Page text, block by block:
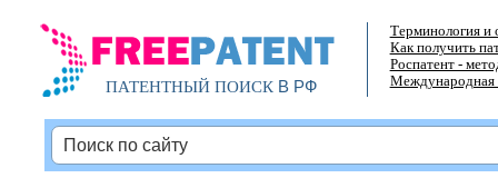
ПАТЕНТНЫЙ ПОИСКВ РФ
Терминология и
Как получить
Роспатент -
Международная